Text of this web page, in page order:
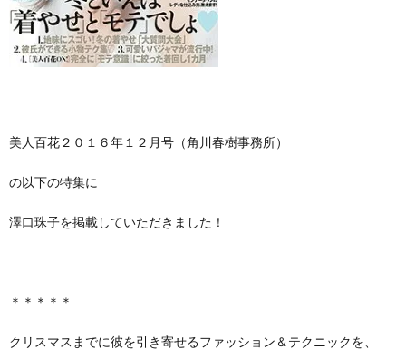
美人百花２０１６年１２月号（角川春樹事務所）
の以下の特集に
澤口珠子を掲載していただきました！
＊＊＊＊＊
クリスマスまでに彼を引き寄せるファッション＆テクニックを、